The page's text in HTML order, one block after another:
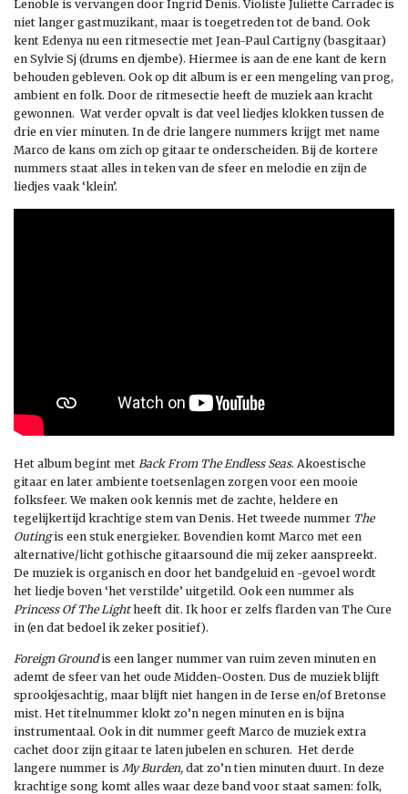
Lenoble is vervangen door Ingrid Denis. Violiste Juliette Carradec is
niet langer gastmuzikant, maar is toegetreden tot de band. Ook
kent Edenya nu een ritmesectie met Jean-Paul Cartigny (basgitaar)
en Sylvie Sj (drums en djembe). Hiermee is aan de ene kant de kern
behouden gebleven. Ook op dit album is er een mengeling van prog,
ambient en folk. Door de ritmesectie heeft de muziek aan kracht
gewonnen. Wat verder opvalt is dat veel liedjes klokken tussen de
drie en vier minuten. In de drie langere nummers krijgt met name
Marco de kans om zich op gitaar te onderscheiden. Bij de kortere
nummers staat alles in teken van de sfeer en melodie en zijn de
liedjes vaak ‘klein’.
Het album begint met Back From The Endless Seas. Akoestische
gitaar en later ambiente toetsenlagen zorgen voor een mooie
folksfeer. We maken ook kennis met de zachte, heldere en
tegelijkertijd krachtige stem van Denis. Het tweede nummer The
Outingis een stuk energieker. Bovendien komt Marco met een
alternative/licht gothische gitaarsound die mij zeker aanspreekt.
De muziek is organisch en door het bandgeluid en -gevoel wordt
het liedje boven ‘het verstilde’ uitgetild. Ook een nummer als
Princess Of The Lightheeft dit. Ik hoor er zelfs flarden van The Cure
in (en dat bedoel ik zeker positief).
Foreign Groundis een langer nummer van ruim zeven minuten en
ademt de sfeer van het oude Midden-Oosten. Dus de muziek blijft
sprookjesachtig, maar blijft niet hangen in de Ierse en/of Bretonse
mist. Het titelnummer klokt zo’n negen minuten en is bijna
instrumentaal. Ook in dit nummer geeft Marco de muziek extra
cachet door zijn gitaar te laten jubelen en schuren. Het derde
langere nummer is My Burden, dat zo’n tien minuten duurt. In deze
krachtige song komt alles waar deze band voor staat samen: folk,